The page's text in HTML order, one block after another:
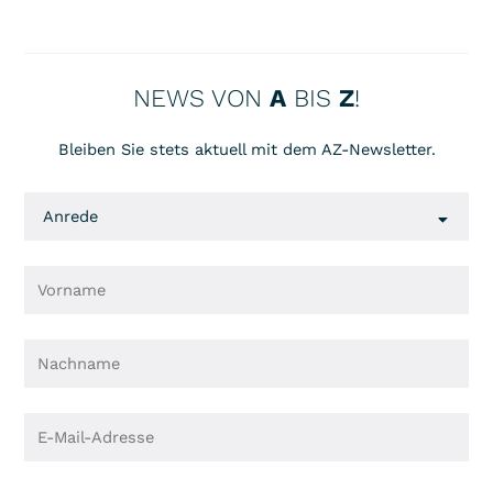
NEWS VON A BIS Z!
Bleiben Sie stets aktuell mit dem AZ-Newsletter.